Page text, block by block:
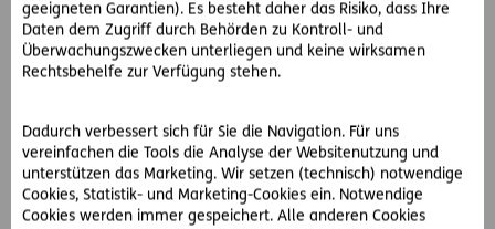
geeigneten Garantien). Es besteht daher das Risiko, dass Ihre
Daten dem Zugriff durch Behörden zu Kontroll- und
Überwachungszwecken unterliegen und keine wirksamen
Rechtsbehelfe zur Verfügung stehen.
Dadurch verbessert sich für Sie die Navigation. Für uns
vereinfachen die Tools die Analyse der Websitenutzung und
unterstützen das Marketing. Wir setzen (technisch) notwendige
Cookies, Statistik- und Marketing-Cookies ein. Notwendige
Cookies werden immer gespeichert. Alle anderen Cookies
Zähne etwas aufhellen. Verwenden Sie dazu Bio-
Bananen, um Pestizide auf der Bananenschale zu
vermeiden.
Mund und ziehen Sie es einige Minuten lang durch
die Zahnzwischenräume. Danach spucken Sie das Öl
wieder aus.
Zuckerfreien Kaugummi kauen & ausreichend